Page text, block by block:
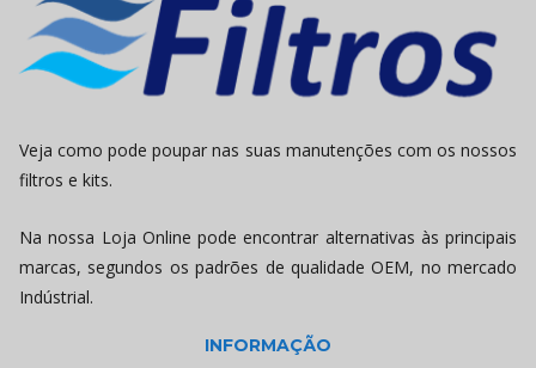
Veja como pode poupar nas suas manutenções com os nossos
filtros e kits.
Na nossa Loja Online pode encontrar alternativas às principais
marcas, segundos os padrões de qualidade OEM, no mercado
Indústrial.
INFORMAÇÃO